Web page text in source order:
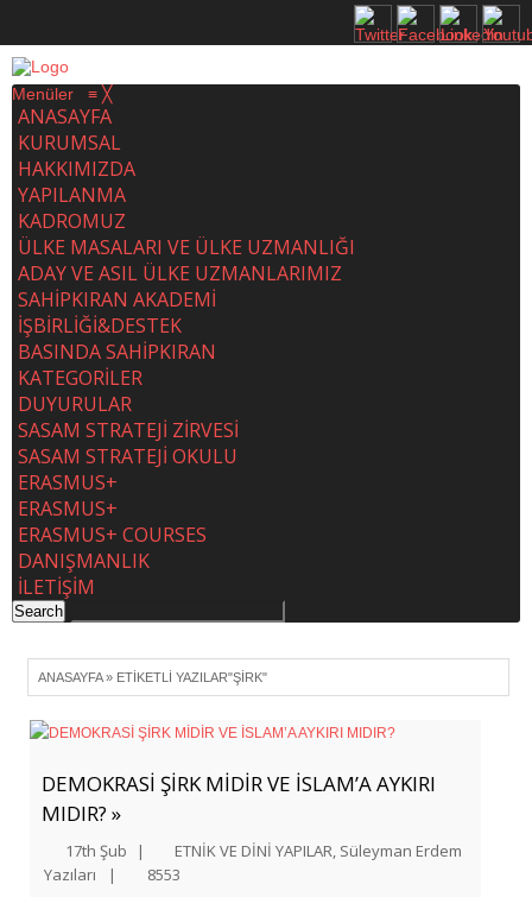
Menüler ≡ ╳
ANASAYFA
KURUMSAL
HAKKIMIZDA
YAPILANMA
KADROMUZ
ÜLKE MASALARI VE ÜLKE UZMANLIĞI
ADAY VE ASIL ÜLKE UZMANLARIMIZ
SAHİPKIRAN AKADEMİ
İŞBİRLİĞİ&DESTEK
BASINDA SAHİPKIRAN
KATEGORİLER
DUYURULAR
SASAM STRATEJİ ZİRVESİ
SASAM STRATEJİ OKULU
ERASMUS+
ERASMUS+
ERASMUS+ COURSES
DANIŞMANLIK
İLETİŞİM
ANASAYFA» ETIKETLI YAZILAR"ŞIRK"
DEMOKRASİ ŞİRK MİDİR VE İSLAM’A AYKIRI
MIDIR? »
17th Şub | ETNİK VE DİNİ YAPILAR, Süleyman Erdem
Yazıları
| 8553